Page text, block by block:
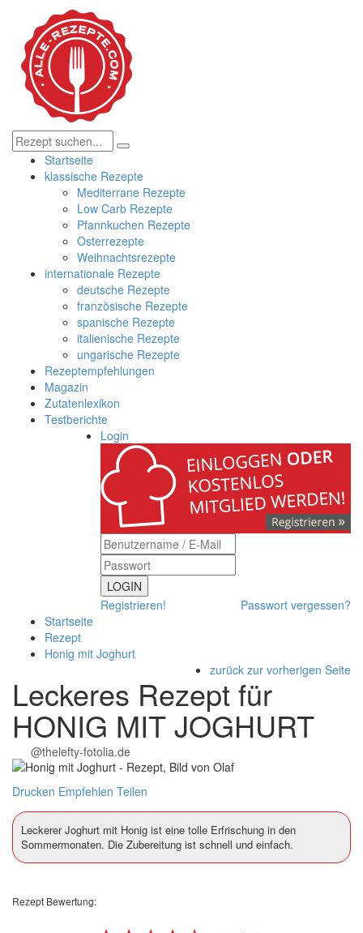
Startseite
klassische Rezepte
Mediterrane Rezepte
Low Carb Rezepte
Pfannkuchen Rezepte
Osterrezepte
Weihnachtsrezepte
internationale Rezepte
deutsche Rezepte
französische Rezepte
spanische Rezepte
italienische Rezepte
ungarische Rezepte
Rezeptempfehlungen
Magazin
Zutatenlexikon
Testberichte
Login
LOGIN
Registrieren!
Passwort vergessen?
Startseite
Rezept
Honig mit Joghurt
zurück zur vorherigen Seite
Leckeres Rezept für
HONIG MIT JOGHURT
@thelefty-fotolia.de
Drucken Empfehlen Teilen
Leckerer Joghurt mit Honig ist eine tolle Erfrischung in den
Sommermonaten. Die Zubereitung ist schnell und einfach.
Rezept Bewertung: